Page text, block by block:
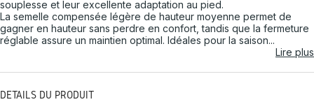
souplesse et leur excellente adaptation au pied.
La semelle compensée légère de hauteur moyenne permet de
gagner en hauteur sans perdre en confort, tandis que la fermeture
réglable assure un maintien optimal. Idéales pour la saison...
Lire plus
DÉTAILS DU PRODUIT